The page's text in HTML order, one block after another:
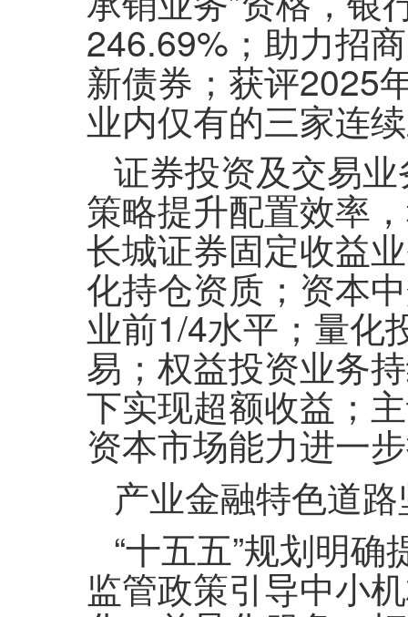
246.69%；助力招
新债券；获评2025
业内仅有的三家连
证券投资及交易
策略提升配置效率
长城证券固定收益
化持仓资质；资本
业前1/4水平；量化
易；权益投资业务
下实现超额收益；
资本市场能力进一
产业金融特色道
“十五五”规划明
监管政策引导中小